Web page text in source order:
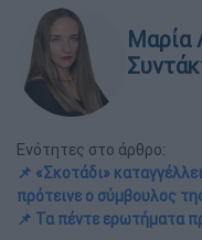
Μαρία
Ενότητες στο άρθρο:
📌 «Σκοτάδι»
πρότεινε ο σύμβουλος
📌 Τα πέντε ερωτήματα